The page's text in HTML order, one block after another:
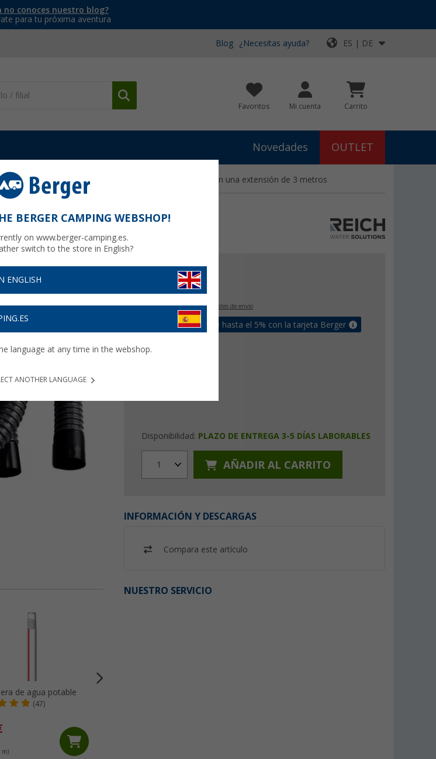
no conoces nuestro blog?
para tu próxima aventura
Blog ¿Necesitas ayuda? ES | DE
Favoritos Mi cuenta Carrito
Novedades OUTLET
de mangueras para desagüe Reich, de 2 piezas, 28 mm, con una extensión de 3 metros
28 mm, con una extensión
hasta ahora36, €
€
Precios con IVA incluido + Costes de envío
Recibe un bonus de hasta el 5% con la tarjeta Berger
Disponibilidad: PLAZO DE ENTREGA 3-5 DÍAS LABORABLES
1 AÑADIR AL CARRITO
INFORMACIÓN Y DESCARGAS
Compara este artículo
NUESTRO SERVICIO
de agua potable
(47)
m)
BERGER CAMPING WEBSHOP!
on www.berger-camping.es.
switch to the store in English?
ENGLISH
language at any time in the webshop.
ANOTHER LANGUAGE